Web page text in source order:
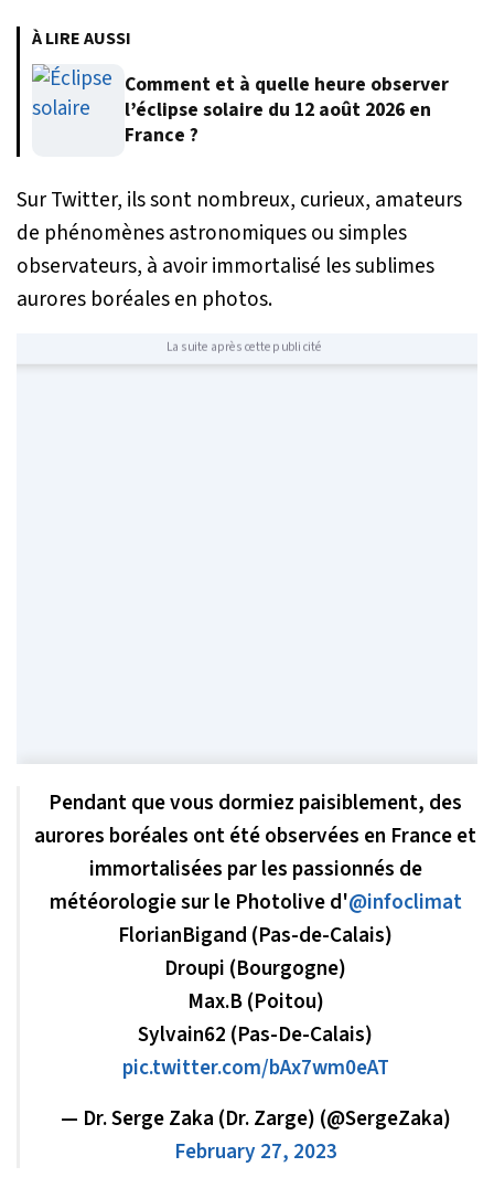
À LIRE AUSSI
Comment et à quelle heure observer
l’éclipse solaire du 12 août 2026 en
France ?
Sur Twitter, ils sont nombreux, curieux, amateurs
de phénomènes astronomiques ou simples
observateurs, à avoir immortalisé les sublimes
aurores boréales en photos.
La suite après cette publicité
Pendant que vous dormiez paisiblement, des
aurores boréales ont été observées en France et
immortalisées par les passionnés de
météorologie sur le Photolive d'@infoclimat
FlorianBigand (Pas-de-Calais)
Droupi (Bourgogne)
Max.B (Poitou)
Sylvain62 (Pas-De-Calais)
pic.twitter.com/bAx7wm0eAT
— Dr. Serge Zaka (Dr. Zarge) (@SergeZaka)
February 27, 2023